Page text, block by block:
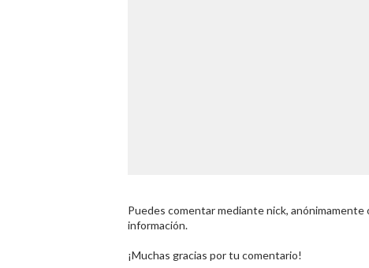
Puedes comentar mediante nick,
información.
¡Muchas gracias por tu comentario!